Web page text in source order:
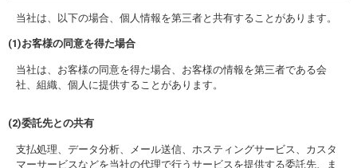
当社は、以下の場合、個人情報を第三者と共有することがあります。
(1)お客様の同意を得た場合
当社は、お客様の同意を得た場合、お客様の情報を第三者である会
社、組織、個人に提供することがあります。
(2)委託先との共有
支払処理、データ分析、メール送信、ホスティングサービス、カスタ
マーサービスなどを当社の代理で行うサービスを提供する委託先、ま